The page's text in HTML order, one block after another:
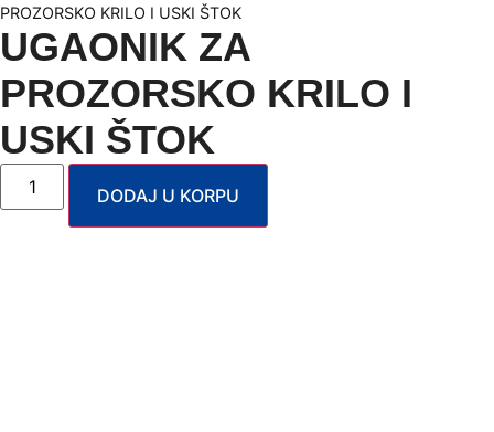
PROZORSKO KRILO I USKI ŠTOK
UGAONIK ZA
PROZORSKO KRILO I
USKI ŠTOK
DODAJ U KORPU